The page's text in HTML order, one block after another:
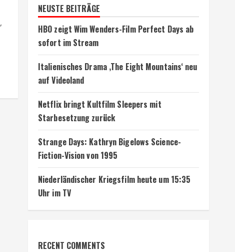
NEUSTE BEITRÄGE
HBO zeigt Wim Wenders-Film Perfect Days ab
sofort im Stream
Italienisches Drama ‚The Eight Mountains‘ neu
auf Videoland
Netflix bringt Kultfilm Sleepers mit
Starbesetzung zurück
Strange Days: Kathryn Bigelows Science-
Fiction-Vision von 1995
Niederländischer Kriegsfilm heute um 15:35
Uhr im TV
RECENT COMMENTS